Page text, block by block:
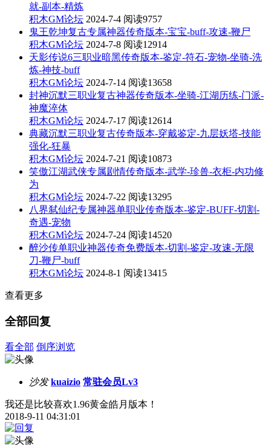
就-副本-精炼
积木GM论坛 2024-7-4 阅读9757
鬼王乾坤复古专属神器传奇版本-宝宝-buff-攻速-鞭尸
积木GM论坛 2024-7-8 阅读12914
天影传说6三职业暗黑传奇版本-鉴定-符石-宠物-坐骑-洗
炼-神技-buff
积木GM论坛 2024-7-14 阅读13658
封神沉默三职业复古神器传奇版本-坐骑-江湖历练-门派-
神魔淬体
积木GM论坛 2024-7-17 阅读12614
典藏沉默三职业复古传奇版本-穿戴鉴定-九层妖塔-技能
强化-狂暴
积木GM论坛 2024-7-21 阅读10873
笑傲江湖武侠专属剧情传奇版本-武学-珍兽-衣柜-内功修
为
积木GM论坛 2024-7-22 阅读13295
八界弑仙纪专属神器单职业传奇版本-鉴定-BUFF-切割-
奇遇-宠物
积木GM论坛 2024-7-24 阅读14520
醉沙传单职业神器传奇免费版本-切割-鉴定-攻速-无限
刀-鞭尸-buff
积木GM论坛 2024-8-1 阅读13415
查看更多
全部回复
看全部 倒序浏览
沙发 kuaizio 常驻会员Lv3
我还是比较喜欢1.96黄金皓月版本！
2018-9-11 04:31:01